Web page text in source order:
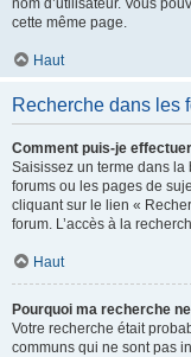
nom d’utilisateur. Vous
cette même page.
Haut
Recherche dans les
Comment puis-je
Saisissez un terme dans la
forums ou les pages de
cliquant sur le lien «
forum. L’accès à la
Haut
Pourquoi ma recherche
Votre recherche était
communs qui ne sont pas